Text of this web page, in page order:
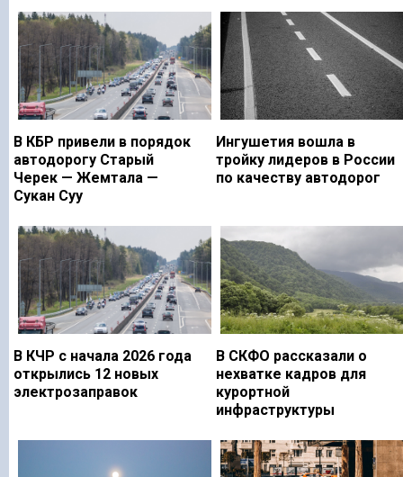
В КБР привели в порядок
автодорогу Старый
Черек — Жемтала —
Сукан Суу
Ингушетия вошла в
тройку лидеров в России
по качеству автодорог
В КЧР с начала 2026 года
открылись 12 новых
электрозаправок
В СКФО рассказали о
нехватке кадров для
курортной
инфраструктуры